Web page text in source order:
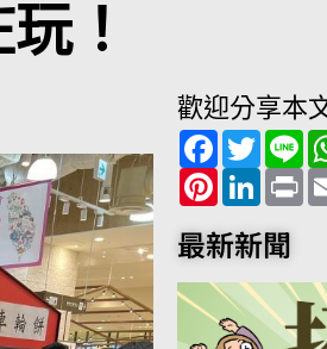
！
歡迎分享本
F
a
c
e
b
o
o
T
w
i
t
t
e
r
L
i
n
e
P
i
n
t
e
e
s
t
L
i
n
k
e
I
n
P
r
i
最新新聞